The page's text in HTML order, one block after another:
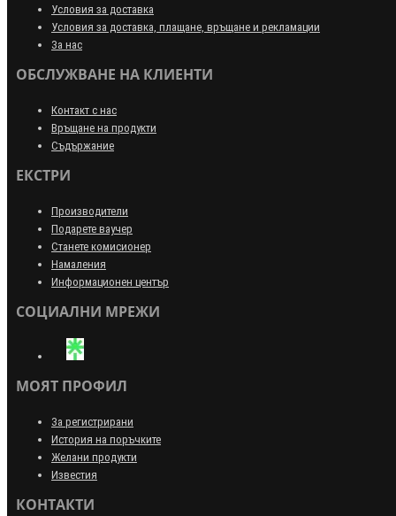
Условия за доставка
Условия за доставка, плащане, връщане и рекламации
За нас
ОБСЛУЖВАНЕ НА КЛИЕНТИ
Контакт с нас
Връщане на продукти
Съдържание
ЕКСТРИ
Производители
Подарете ваучер
Станете комисионер
Намаления
Информационен център
СОЦИАЛНИ МРЕЖИ
МОЯТ ПРОФИЛ
За регистрирани
История на поръчките
Желани продукти
Известия
КОНТАКТИ